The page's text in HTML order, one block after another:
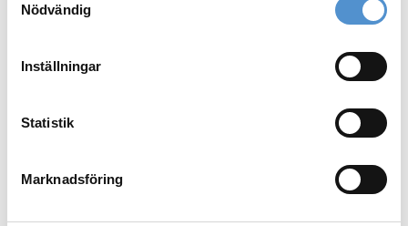
Nödvändig
Inställningar
Statistik
Marknadsföring